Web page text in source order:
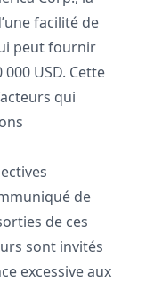
facilité de
peut fournir
USD. Cette
qui
de
de ces
sont invités
excessive aux